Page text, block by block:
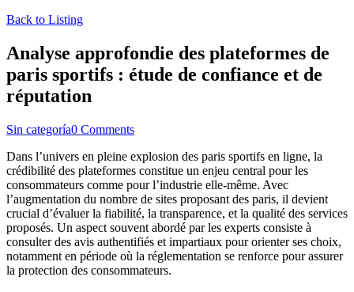
Back to Listing
Analyse approfondie des plateformes de
paris sportifs : étude de confiance et de
réputation
Sin categoría0 Comments
Dans l’univers en pleine explosion des paris sportifs en ligne, la
crédibilité des plateformes constitue un enjeu central pour les
consommateurs comme pour l’industrie elle-même. Avec
l’augmentation du nombre de sites proposant des paris, il devient
crucial d’évaluer la fiabilité, la transparence, et la qualité des services
proposés. Un aspect souvent abordé par les experts consiste à
consulter des avis authentifiés et impartiaux pour orienter ses choix,
notamment en période où la réglementation se renforce pour assurer
la protection des consommateurs.